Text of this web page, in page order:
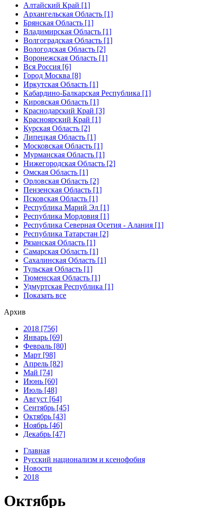
Алтайский Край [1]
Архангельская Область [1]
Брянская Область [1]
Владимирская Область [1]
Волгоградская Область [1]
Вологодская Область [2]
Воронежская Область [1]
Вся Россия [6]
Город Москва [8]
Иркутская Область [1]
Кабардино-Балкарская Республика [1]
Кировская Область [1]
Краснодарский Край [3]
Красноярский Край [1]
Курская Область [2]
Липецкая Область [1]
Московская Область [1]
Мурманская Область [1]
Нижегородская Область [2]
Омская Область [1]
Орловская Область [2]
Пензенская Область [1]
Псковская Область [1]
Республика Марий Эл [1]
Республика Мордовия [1]
Республика Северная Осетия - Алания [1]
Республика Татарстан [2]
Рязанская Область [1]
Самарская Область [1]
Сахалинская Область [1]
Тульская Область [1]
Тюменская Область [1]
Удмуртская Республика [1]
Показать все
Архив
2018 [756]
Январь [69]
Февраль [80]
Март [98]
Апрель [82]
Май [74]
Июнь [60]
Июль [48]
Август [64]
Сентябрь [45]
Октябрь [43]
Ноябрь [46]
Декабрь [47]
Главная
Русский национализм и ксенофобия
Новости
2018
Октябрь